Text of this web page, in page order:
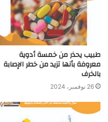
طبيب يحذر من خمسة أدوية
معروفة بأنها تزيد من خطر الإصابة
بالخرف
26 نوفمبر، 2024